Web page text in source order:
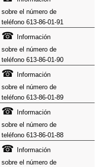
sobre el número de
teléfono 613-86-01-91
☎
Información
sobre el número de
teléfono 613-86-01-90
☎
Información
sobre el número de
teléfono 613-86-01-89
☎
Información
sobre el número de
teléfono 613-86-01-88
☎
Información
sobre el número de